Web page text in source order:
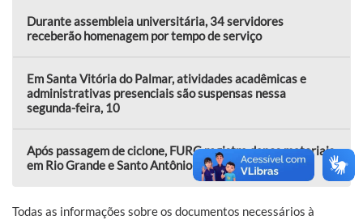
Durante assembleia universitária, 34 servidores
receberão homenagem por tempo de serviço
Em Santa Vitória do Palmar, atividades acadêmicas e
administrativas presenciais são suspensas nessa
segunda-feira, 10
Após passagem de ciclone, FURG registra danos materiais
em Rio Grande e Santo Antônio da Patrulha
Todas as informações sobre os documentos necessários à